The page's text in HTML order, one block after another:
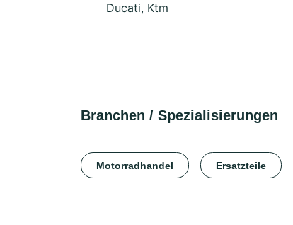
Ducati, Ktm
Branchen / Spezialisierungen
Motorradhandel Ersatzteile